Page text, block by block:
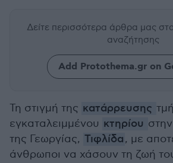
Δείτε περισσότερα άρθρα μας
αναζήτησης
Add Protothema.gr on
Τη στιγμή της κατάρρευσης
εγκαταλειμμένου κτηρίου
της Γεωργίας, Τιφλίδα, με
άνθρωποι να χάσουν τη ζωή